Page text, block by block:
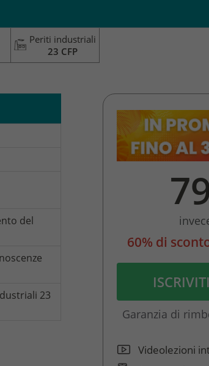
Periti industriali
23 CFP
del
23
60% di
Garanzia di
Videolezioni